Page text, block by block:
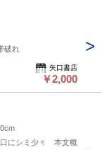
れ
矢口書店
￥2,000
にシミ少々 本文概